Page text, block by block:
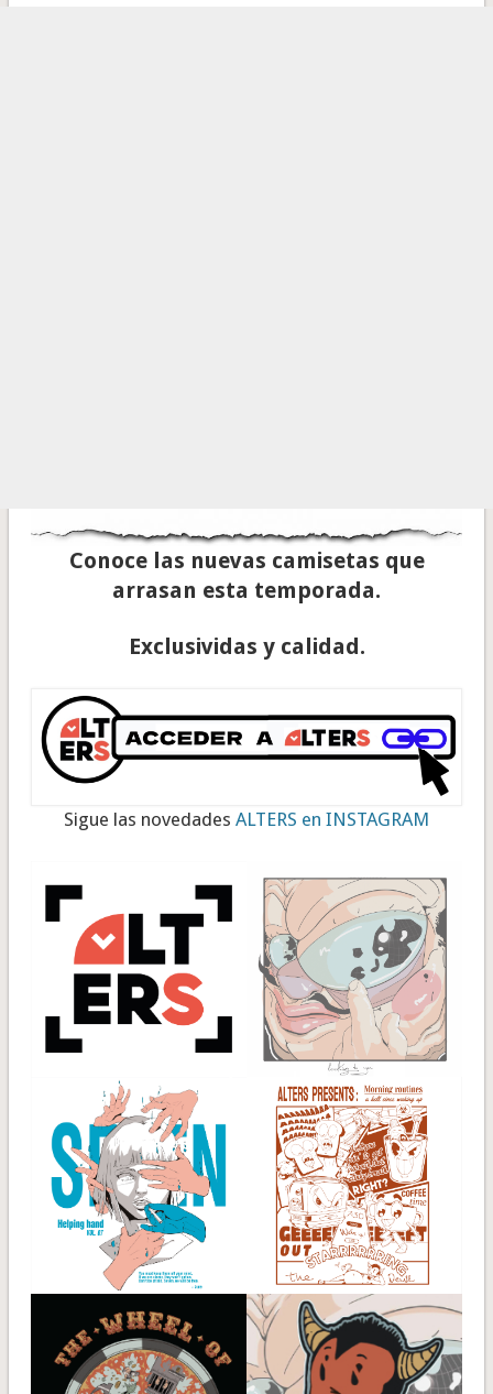
Conoce las nuevas camisetas que
arrasan esta temporada.
Exclusividas y calidad.
Sigue las novedades ALTERS en INSTAGRAM